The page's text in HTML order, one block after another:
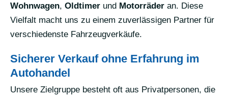
Wohnwagen, Oldtimer und Motorräder an. Diese
Vielfalt macht uns zu einem zuverlässigen Partner für
verschiedenste Fahrzeugverkäufe.
Sicherer Verkauf ohne Erfahrung im
Autohandel
Unsere Zielgruppe besteht oft aus Privatpersonen, die